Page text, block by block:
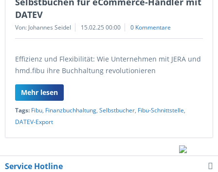
DATEV
Von: Johannes Seidel 15.02.25 00:00 0 Kommentare
Effizienz und Flexibilität: Wie Unternehmen mit JERA und
hmd.fibu ihre Buchhaltung revolutionieren
Mehr lesen
Tags: Fibu, Finanzbuchhaltung, Selbstbucher, Fibu-Schnittstelle,
DATEV-Export
Service Hotline